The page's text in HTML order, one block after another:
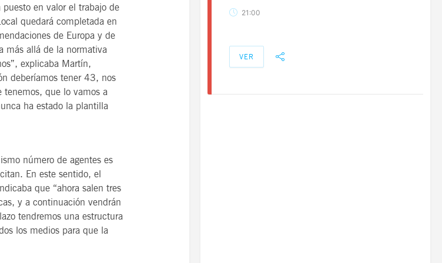
en valor el trabajo de
quedará completada en
de Europa y de
más allá de la normativa
explicaba Martín,
deberíamos tener 43, nos
tenemos, que lo vamos a
ha estado la plantilla
número de agentes es
En este sentido, el
que “ahora salen tres
y a continuación vendrán
tendremos una estructura
los medios para que la
21:00 21:00
VER